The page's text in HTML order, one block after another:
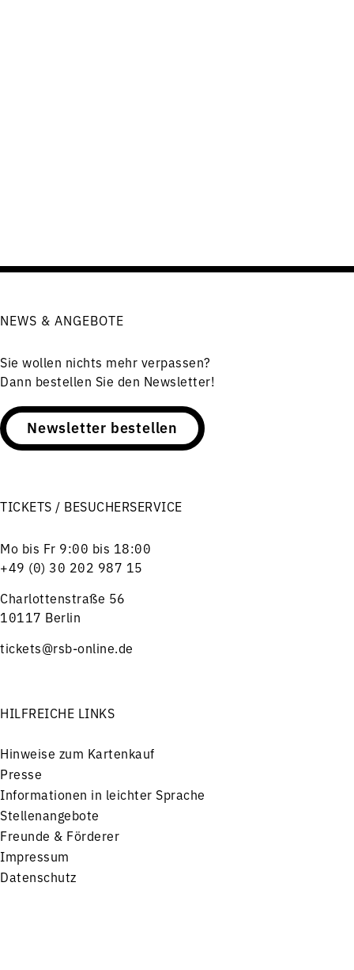
NEWS & ANGEBOTE
Sie wollen nichts mehr verpassen?
Dann bestellen Sie den Newsletter!
Newsletter bestellen
TICKETS / BESUCHERSERVICE
Mo bis Fr 9:00 bis 18:00
+49 (0) 30 202 987 15
Charlottenstraße 56
10117 Berlin
tickets@rsb-online.de
HILFREICHE LINKS
Hinweise zum Kartenkauf
Presse
Informationen in leichter Sprache
Stellenangebote
Freunde & Förderer
Impressum
Datenschutz